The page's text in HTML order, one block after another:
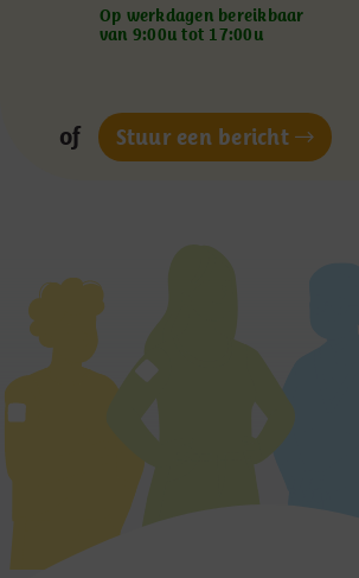
Op werkdagen bereikbaar
van 9:00u tot 17:00u
of Stuur een bericht